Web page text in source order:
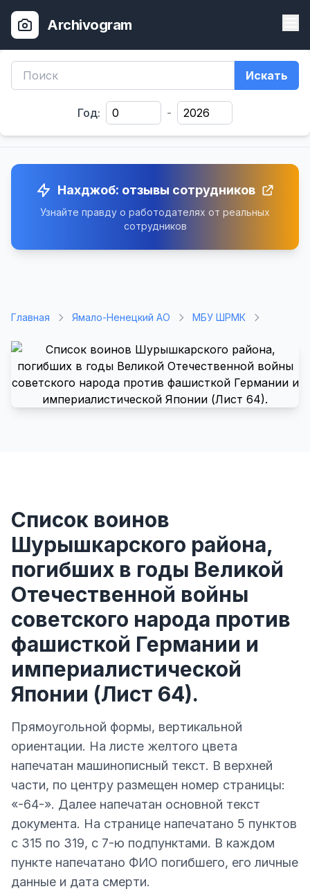
Archivogram
Искать
Год: -
Нахджоб: отзывы сотрудников
Узнайте правду о работодателях от реальных
сотрудников
Главная Ямало-Ненецкий АО МБУ ШРМК
Список воинов
Шурышкарского района,
погибших в годы Великой
Отечественной войны
советского народа против
фашисткой Германии и
империалистической
Японии (Лист 64).
Прямоугольной формы, вертикальной
ориентации. На листе желтого цвета
напечатан машинописный текст. В верхней
части, по центру размещен номер страницы:
«-64-». Далее напечатан основной текст
документа. На странице напечатано 5 пунктов
с 315 по 319, с 7-ю подпунктами. В каждом
пункте напечатано ФИО погибшего, его личные
данные и дата смерти.